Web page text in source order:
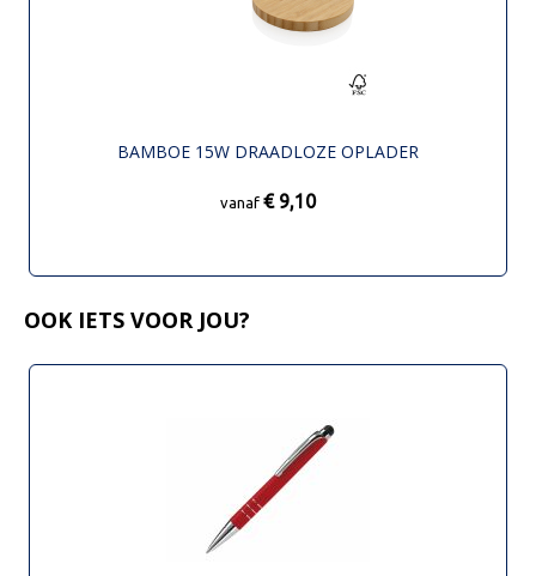
BAMBOE 15W DRAADLOZE OPLADER
vanaf € 9,10
OOK IETS VOOR JOU?